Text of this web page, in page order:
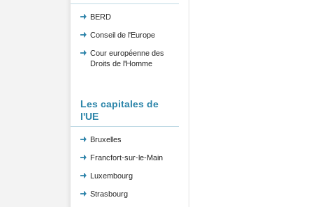
BERD
Conseil de l'Europe
Cour européenne des
Droits de l'Homme
Les capitales de
l'UE
Bruxelles
Francfort-sur-le-Main
Luxembourg
Strasbourg